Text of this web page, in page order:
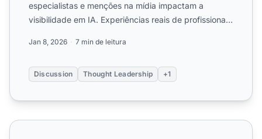
especialistas e menções na mídia impactam a
visibilidade em IA. Experiências reais de profissionais
Jan 8, 2026 7 min de leitura
Discussion Thought Leadership +1
Alguém está realmente obtendo resultados com